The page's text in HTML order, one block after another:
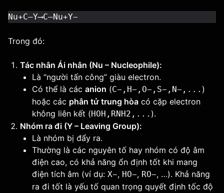
Nu+C—Y⟶C—Nu+Y−
Trong đó:
Tác nhân Ái nhân (Nu – Nucleophile):
Là “người tấn công” giàu electron.
Có thể là các anion (C−,H−,O−,S−,N−,... )
hoặc các phân tử trung hòa có cặp electron
không liên kết (HOH,RNH2,... ).
Nhóm ra đi (Y – Leaving Group):
Là nhóm bị đẩy ra.
Thường là các nguyên tố hay nhóm có độ âm
điện cao, có khả năng ổn định tốt khi mang
điện tích âm (ví dụ: X−, HO−, RO−, …). Khả năng
ra đi tốt là yếu tố quan trọng quyết định tốc độ